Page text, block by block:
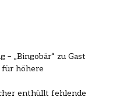
„Bingobär“ zu Gast
für höhere
enthüllt fehlende